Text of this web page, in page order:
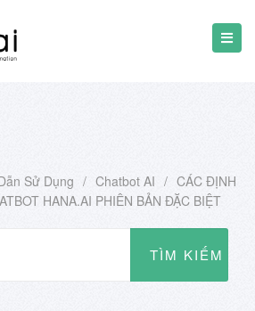
Sử Dụng / Chatbot AI / CÁC ĐỊNH
HANA.AI PHIÊN BẢN ĐẶC BIỆT